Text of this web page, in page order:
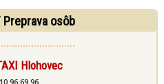
osôb
Hlohovec
96 69 96